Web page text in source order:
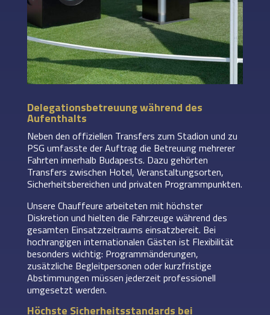
Delegationsbetreuung während des
Aufenthalts
Neben den offiziellen Transfers zum Stadion und zu
PSG umfasste der Auftrag die Betreuung mehrerer
Fahrten innerhalb Budapests. Dazu gehörten
Transfers zwischen Hotel, Veranstaltungsorten,
Sicherheitsbereichen und privaten Programmpunkten.
Unsere Chauffeure arbeiteten mit höchster
Diskretion und hielten die Fahrzeuge während des
gesamten Einsatzzeitraums einsatzbereit. Bei
hochrangigen internationalen Gästen ist Flexibilität
besonders wichtig: Programmänderungen,
zusätzliche Begleitpersonen oder kurzfristige
Abstimmungen müssen jederzeit professionell
umgesetzt werden.
Höchste Sicherheitsstandards bei